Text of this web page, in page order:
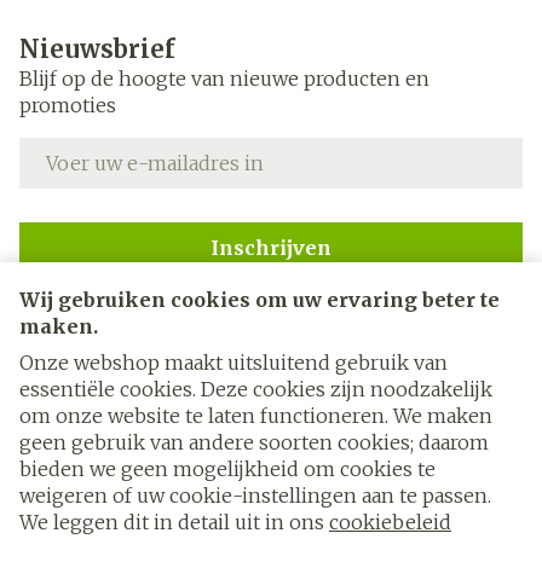
Wij gebruiken cookies om uw ervaring beter te
maken.
Onze webshop maakt uitsluitend gebruik van
essentiële cookies. Deze cookies zijn noodzakelijk
om onze website te laten functioneren. We maken
geen gebruik van andere soorten cookies; daarom
bieden we geen mogelijkheid om cookies te
weigeren of uw cookie-instellingen aan te passen.
We leggen dit in detail uit in ons cookiebeleid
Nieuwsbrief
Blijf op de hoogte van nieuwe producten en
promoties
Inschrijven
Door op inschrijven te klikken, schrijft u zich in voor onze
nieuwsbrief en gaat u akkoord met onze
Juridische links